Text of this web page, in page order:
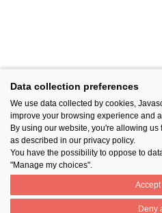
Data collection preferences
We use data collected by cookies,
improve your browsing experience and
By using our website, you're allowing
as described in our privacy policy.
You have the possibility to oppose to
"Manage my choices".
Accept
Deny